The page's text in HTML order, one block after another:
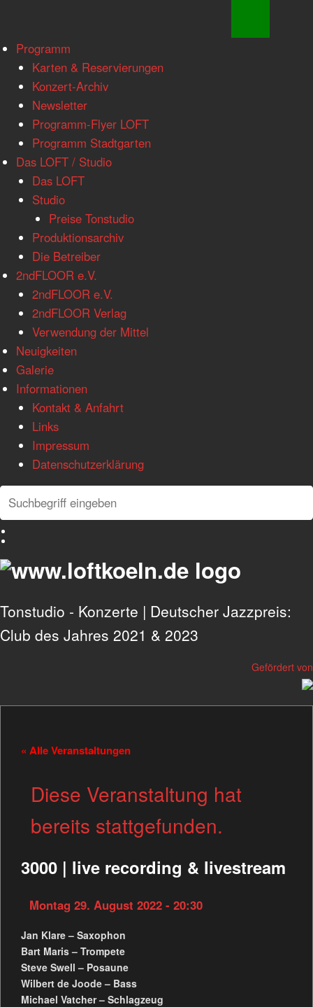
www.loftkoeln.de
navigation
Skip
content
Programm
Karten & Reservierungen
Konzert-Archiv
Newsletter
Programm-Flyer LOFT
Programm Stadtgarten
Das LOFT / Studio
Das LOFT
Studio
Preise Tonstudio
Produktionsarchiv
Die Betreiber
2ndFLOOR e.V.
2ndFLOOR e.V.
2ndFLOOR Verlag
Verwendung der Mittel
Neuigkeiten
Galerie
Informationen
Kontakt & Anfahrt
Links
Impressum
Datenschutzerklärung
Search
Search
Tonstudio - Konzerte | Deutscher Jazzpreis:
Club des Jahres 2021 & 2023
Gefördert von
« Alle Veranstaltungen
Diese Veranstaltung hat
bereits stattgefunden.
3000 | live recording & livestream
Montag 29. August 2022 - 20:30
Jan Klare – Saxophon
Bart Maris – Trompete
Steve Swell – Posaune
Wilbert de Joode – Bass
Michael Vatcher – Schlagzeug